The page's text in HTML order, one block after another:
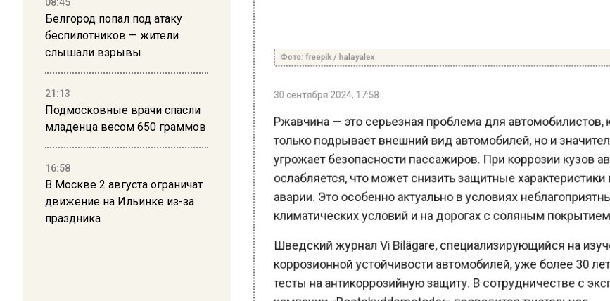
Белгород попал под атаку
беспилотников — жители
слышали взрывы
21:13
Подмосковные врачи спасли
младенца весом 650 граммов
16:58
В Москве 2 августа ограничат
движение на Ильинке из-за
праздника
Ржавчина — это серьезная проблема для автомобилистов,
только подрывает внешний вид автомобилей, но и
угрожает безопасности пассажиров. При коррозии кузов
ослабляется, что может снизить защитные
аварии. Это особенно актуально в условиях
климатических условий и на дорогах с соляным
коррозионной устойчивости автомобилей, уже более 30
тесты на антикоррозийную защиту. В сотрудничестве с
компании «Rostskyddsmetoder» проводится тщательное